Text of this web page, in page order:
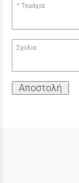
Τεμάχια:
Σχόλια:
Αποστολή